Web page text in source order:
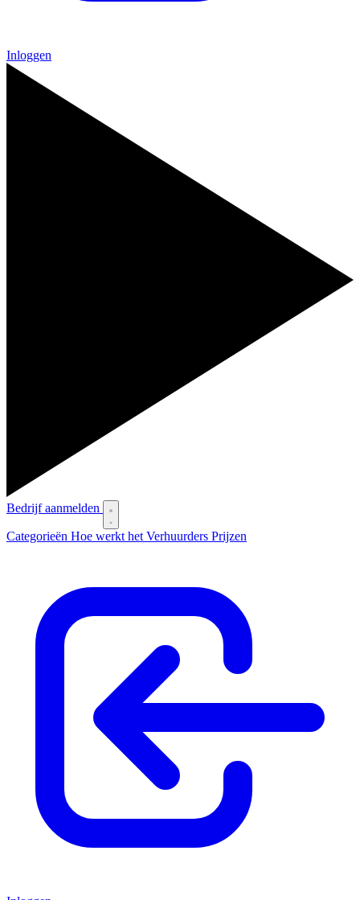
Inloggen
Bedrijf aanmelden
Categorieën Hoe werkt het Verhuurders Prijzen